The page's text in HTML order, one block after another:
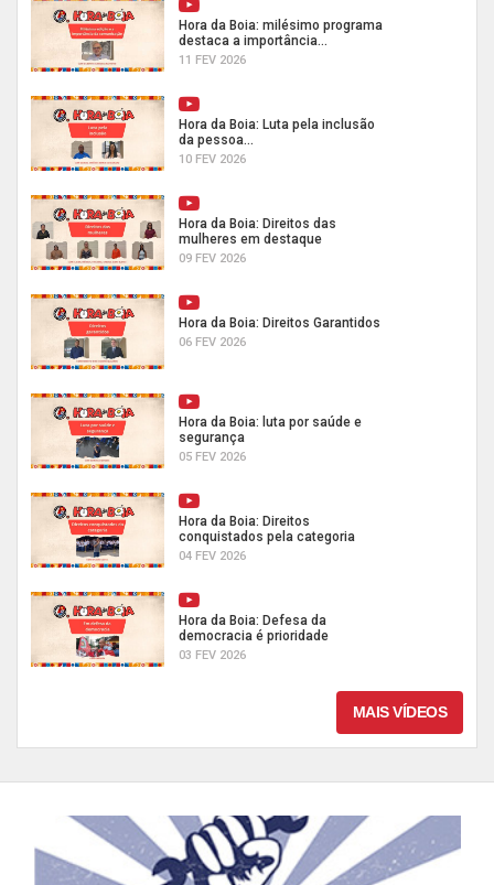
Hora da Boia: milésimo programa
destaca a importância...
11 FEV 2026
Hora da Boia: Luta pela inclusão
da pessoa...
10 FEV 2026
Hora da Boia: Direitos das
mulheres em destaque
09 FEV 2026
Hora da Boia: Direitos Garantidos
06 FEV 2026
Hora da Boia: luta por saúde e
segurança
05 FEV 2026
Hora da Boia: Direitos
conquistados pela categoria
04 FEV 2026
Hora da Boia: Defesa da
democracia é prioridade
03 FEV 2026
MAIS VÍDEOS